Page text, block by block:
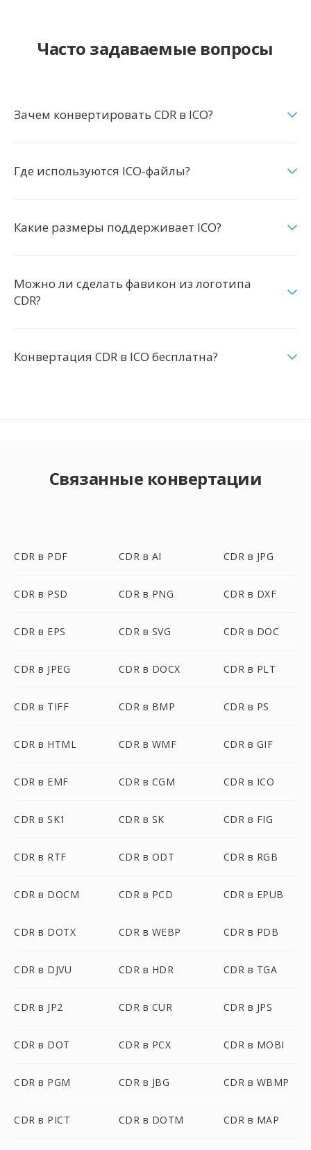
Часто задаваемые вопросы
Зачем конвертировать CDR в ICO?
Где используются ICO-файлы?
Какие размеры поддерживает ICO?
Можно ли сделать фавикон из логотипа
CDR?
Конвертация CDR в ICO бесплатна?
Связанные конвертации
CDR в PDF CDR в AI CDR в JPG
CDR в PSD CDR в PNG CDR в DXF
CDR в EPS CDR в SVG CDR в DOC
CDR в JPEG CDR в DOCX CDR в PLT
CDR в TIFF CDR в BMP CDR в PS
CDR в HTML CDR в WMF CDR в GIF
CDR в EMF CDR в CGM CDR в ICO
CDR в SK1 CDR в SK CDR в FIG
CDR в RTF CDR в ODT CDR в RGB
CDR в DOCM CDR в PCD CDR в EPUB
CDR в DOTX CDR в WEBP CDR в PDB
CDR в DJVU CDR в HDR CDR в TGA
CDR в JP2 CDR в CUR CDR в JPS
CDR в DOT CDR в PCX CDR в MOBI
CDR в PGM CDR в JBG CDR в WBMP
CDR в PICT CDR в DOTM CDR в MAP